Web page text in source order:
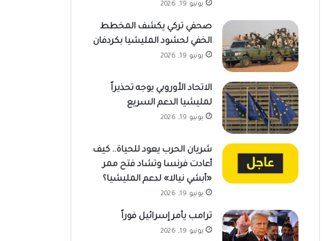
يونيو 19, 2026
صحفي تركي يكشف المخطط
الخفي لحشود المليشيا بكردفان
يونيو 19, 2026
الاتحاد الأوروبي يوجه تحذيراً
لمليشيا الدعم السريع
يونيو 19, 2026
شريان الحرب يعود للحياة.. كيف
أعادت فرنسا وتشاد فتح ممر
«أبشي نيالا» لدعم المليشيا؟
يونيو 19, 2026
ترامب يأمر إسرائيل فوراً
يونيو 19, 2026